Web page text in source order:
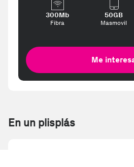
300Mb
Fibra
50GB
Masmovil
Me
En un plisplás